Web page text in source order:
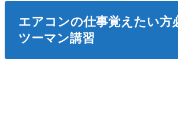
エアコンの仕事覚えたい方
ツーマン講習